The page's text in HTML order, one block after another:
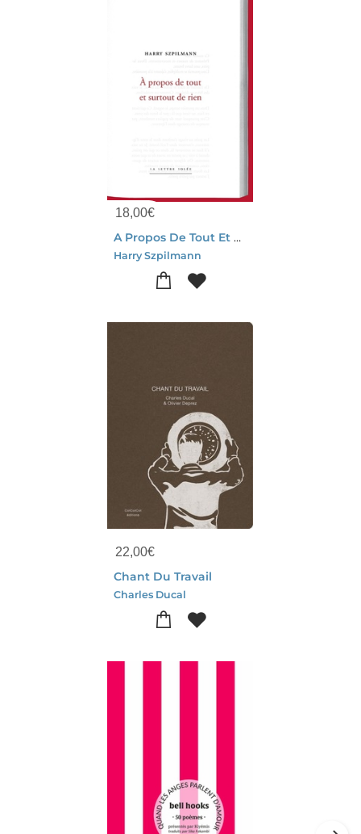
18,00€
A Propos De Tout Et Surtout De Rien
Harry Szpilmann
22,00€
Chant Du Travail
Charles Ducal